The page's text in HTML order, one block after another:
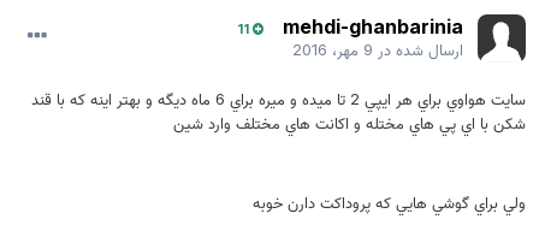
mehdi-ghanbarinia
11
ارسال شده در9 مهر، 2016
سايت هواوي براي هر ايپي 2 تا ميده و ميره براي 6 ماه ديگه و بهتر اينه كه با قند
شكن با اي پي هاي مختله و اكانت هاي مختلف وارد شين
ولي براي گوشي هايي كه پروداكت دارن خوبه